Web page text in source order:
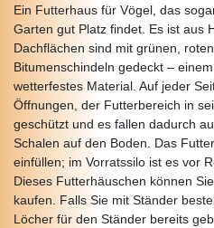
Ein Futterhaus für Vögel, das
Garten gut Platz findet. Es ist aus
Dachflächen sind mit grünen,
Bitumenschindeln gedeckt –
wetterfestes Material. Auf jeder
Öffnungen, der Futterbereich in
geschützt und es fallen dadurch
Schalen auf den Boden. Das
einfüllen; im Vorratssilo ist es vor
Dieses Futterhäuschen können
kaufen. Falls Sie mit Ständer
Löcher für den Ständer bereits